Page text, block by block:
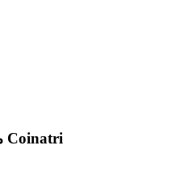
كيفية شراء Gnosis (GNO) مع Coinatri